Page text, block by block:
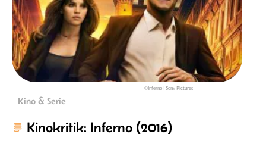
©Inferno | Sony Pictures
Kino & Serie
Kinokritik: Inferno (2016)